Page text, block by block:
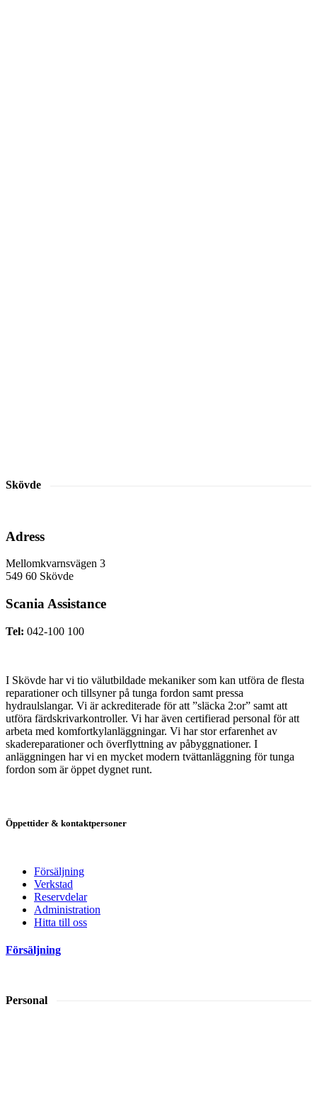
Skövde
Adress
Mellomkvarnsvägen 3
549 60 Skövde
Scania Assistance
Tel: 042-100 100
I Skövde har vi tio välutbildade mekaniker som kan utföra de flesta
reparationer och tillsyner på tunga fordon samt pressa
hydraulslangar. Vi är ackrediterade för att ”släcka 2:or” samt att
utföra färdskrivarkontroller. Vi har även certifierad personal för att
arbeta med komfortkylanläggningar. Vi har stor erfarenhet av
skadereparationer och överflyttning av påbyggnationer. I
anläggningen har vi en mycket modern tvättanläggning för tunga
fordon som är öppet dygnet runt.
Öppettider & kontaktpersoner
Försäljning
Verkstad
Reservdelar
Administration
Hitta till oss
Försäljning
Personal